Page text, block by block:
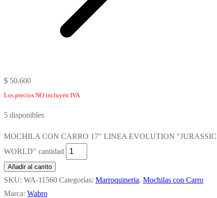
$ 50.600
Los precios NO incluyen IVA
5 disponibles
MOCHILA CON CARRO 17" LINEA EVOLUTION "JURASSIC
WORLD" cantidad
Añadir al carrito
SKU: WA-11560 Categorías: Marroquineria, Mochilas con Carro
Marca: Wabro